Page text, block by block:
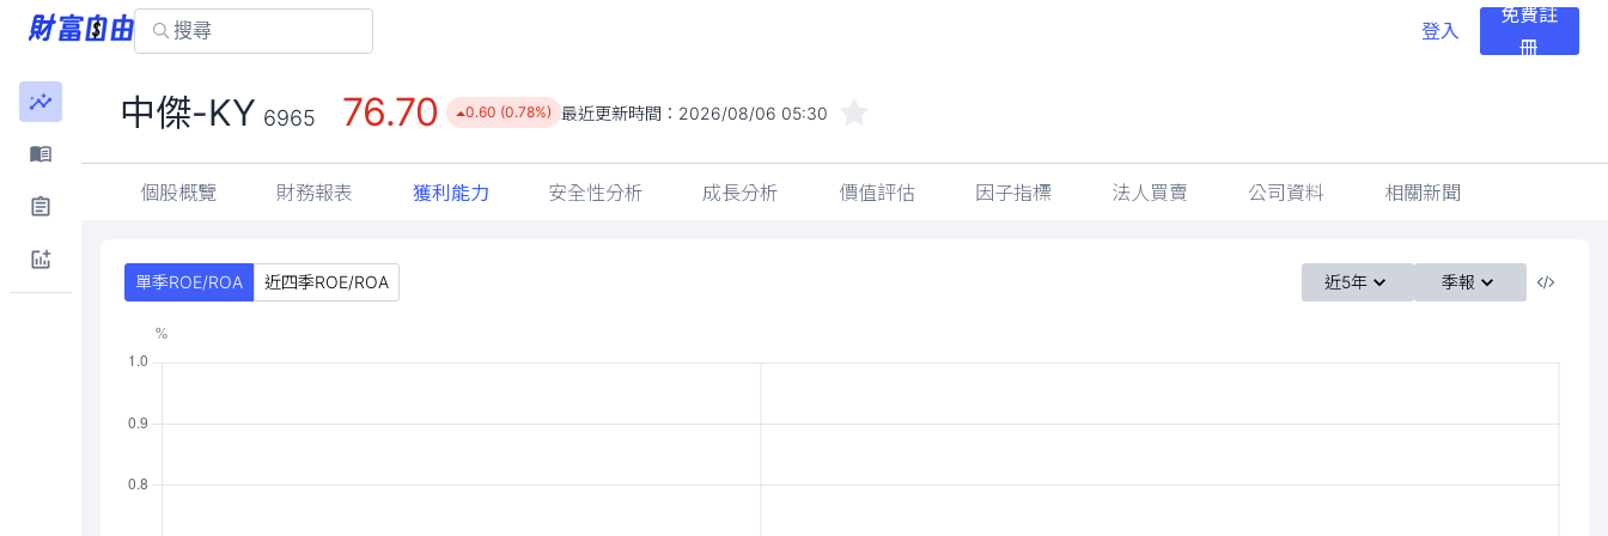
登入
免費註
冊
中傑-KY 6965 76.70 0.60 (0.78%) 最近更新時間： 2026/08/06 05:30
個股概覽 財務報表 獲利能力 安全性分析 成長分析 價值評估 因子指標 法人買賣 公司資料 相關新聞
單季ROE/ROA 近四季ROE/ROA 近5年 季報